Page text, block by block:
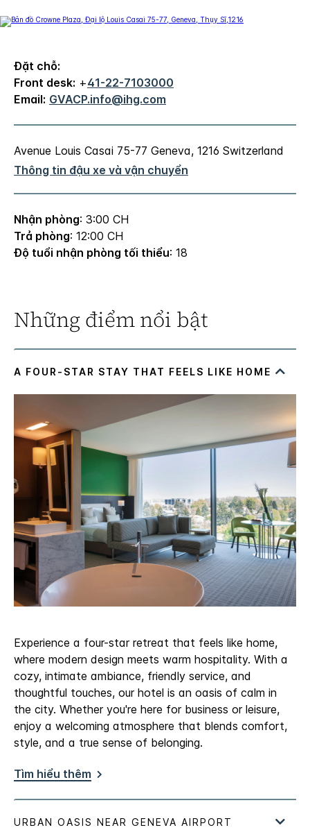
Đặt chỗ:
Front desk: +41-22-7103000
Email: GVACP.info@ihg.com
Avenue Louis Casai 75-77 Geneva, 1216 Switzerland
Thông tin đậu xe và vận chuyển
Nhận phòng: 3:00 CH
Trả phòng: 12:00 CH
Độ tuổi nhận phòng tối thiểu: 18
Những điểm nổi bật
Experience a four-star retreat that feels like home,
where modern design meets warm hospitality. With a
cozy, intimate ambiance, friendly service, and
thoughtful touches, our hotel is an oasis of calm in
the city. Whether you're here for business or leisure,
enjoy a welcoming atmosphere that blends comfort,
style, and a true sense of belonging.
Tìm hiểu thêm